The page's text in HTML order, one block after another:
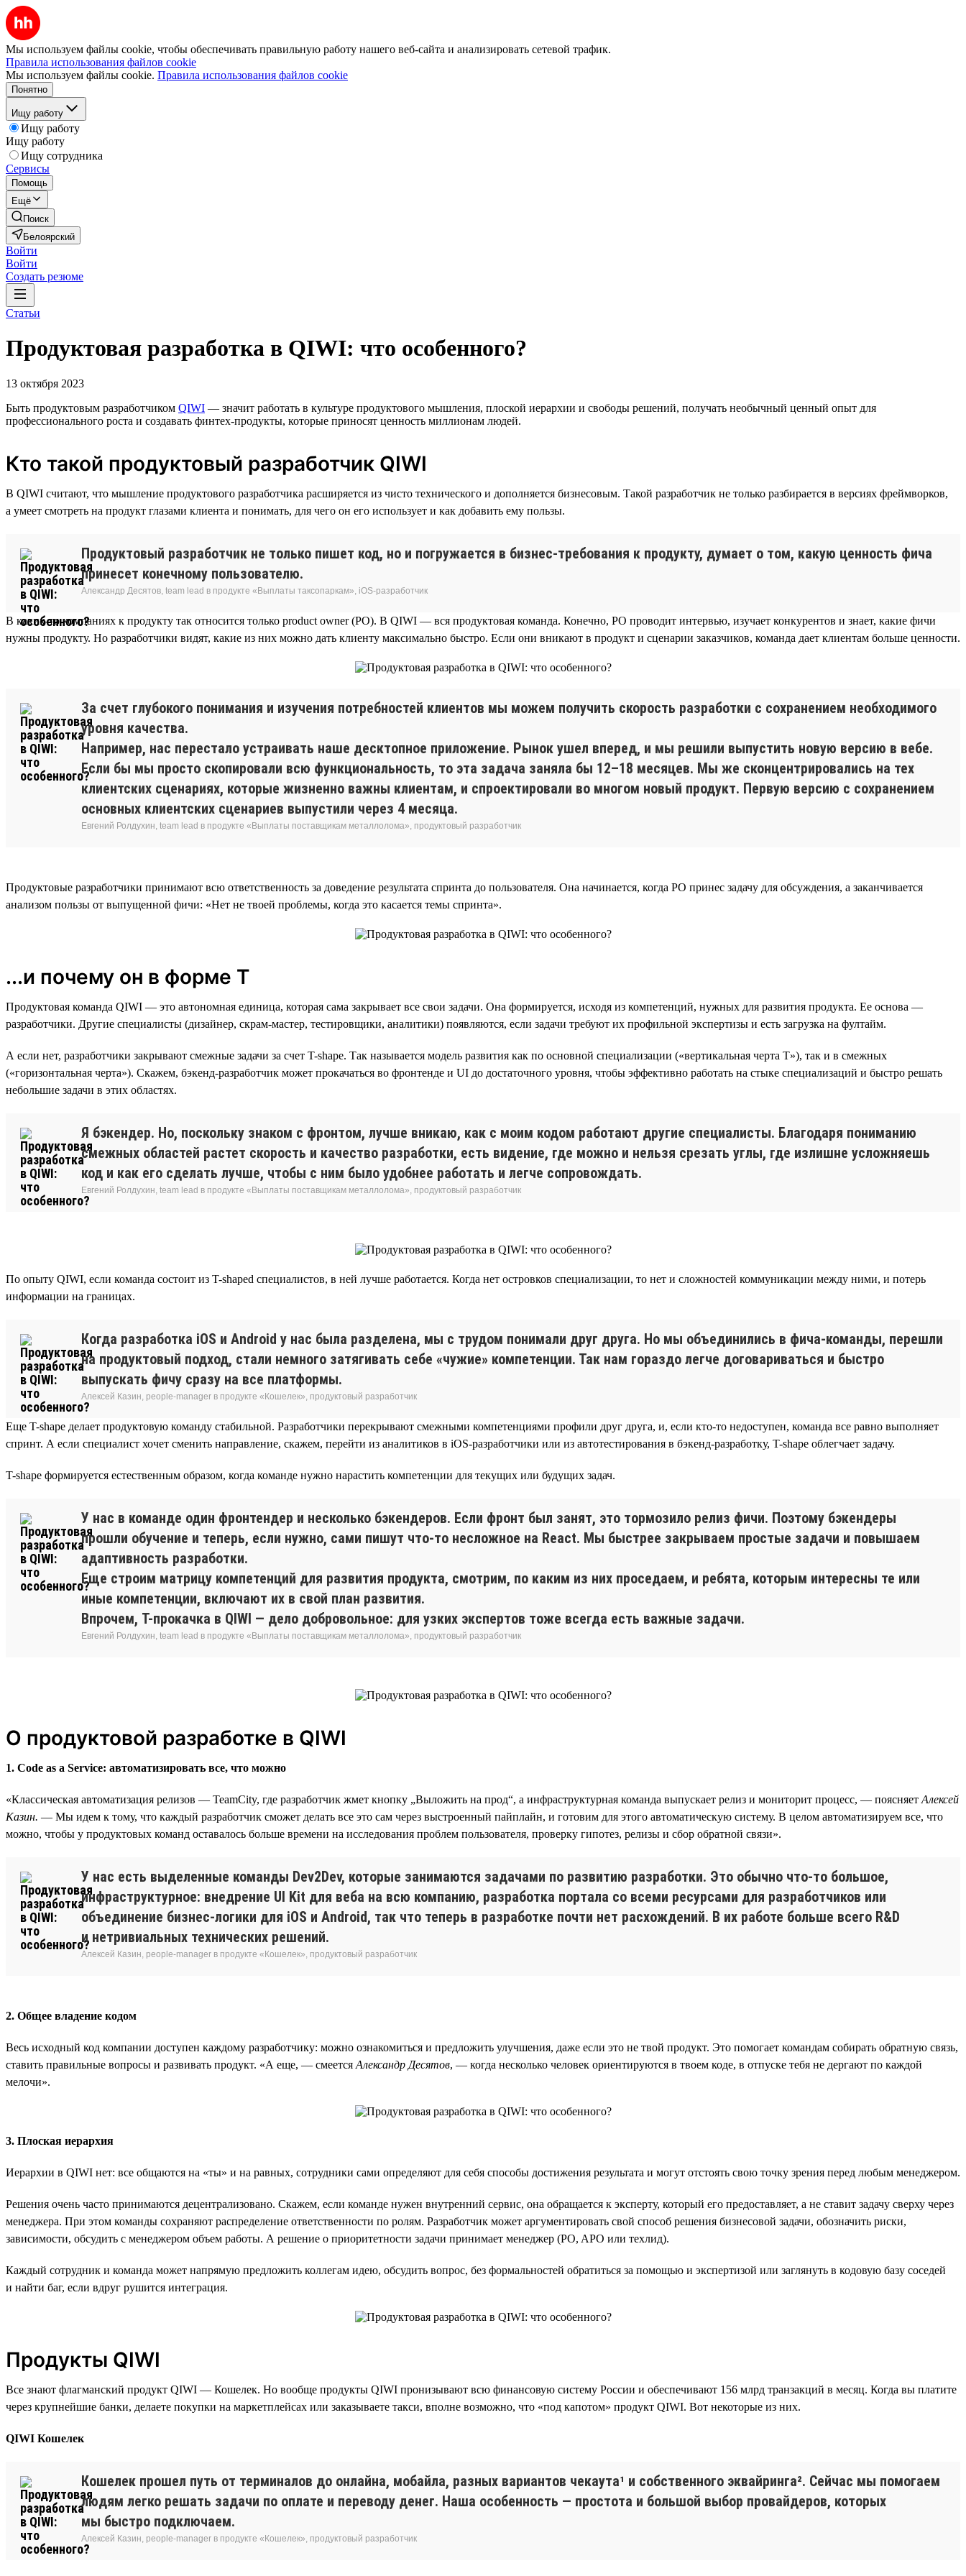
Мы используем файлы cookie, чтобы обеспечивать правильную работу нашего веб-сайта и анализировать сетевой трафик.
Правила использования файлов cookie
Мы используем файлы cookie. Правила использования файлов cookie
Понятно
Ищу работу
Ищу работу
Ищу работу
Ищу сотрудника
Сервисы
Помощь
Ещё
Поиск
Белоярский
Войти
Войти
Создать резюме
Статьи
Продуктовая разработка в QIWI: что особенного?
13 октября 2023
Быть продуктовым разработчиком QIWI — значит работать в культуре продуктового мышления, плоской иерархии и свободы решений, получать необычный ценный опыт для
профессионального роста и создавать финтех-продукты, которые приносят ценность миллионам людей.
Кто такой продуктовый разработчик QIWI
В QIWI считают, что мышление продуктового разработчика расширяется из чисто технического и дополняется бизнесовым. Такой разработчик не только разбирается в версиях фреймворков,
а умеет смотреть на продукт глазами клиента и понимать, для чего он его использует и как добавить ему пользы.
Продуктовый разработчик не только пишет код, но и погружается в бизнес-требования к продукту, думает о том, какую ценность фича
принесет конечному пользователю.
Александр Десятов, team lead в продукте «Выплаты таксопаркам», iOS-разработчик
В каких-то компаниях к продукту так относится только product owner (PO). В QIWI — вся продуктовая команда. Конечно, PO проводит интервью, изучает конкурентов и знает, какие фичи
нужны продукту. Но разработчики видят, какие из них можно дать клиенту максимально быстро. Если они вникают в продукт и сценарии заказчиков, команда дает клиентам больше ценности.
За счет глубокого понимания и изучения потребностей клиентов мы можем получить скорость разработки с сохранением необходимого
уровня качества.
Например, нас перестало устраивать наше десктопное приложение. Рынок ушел вперед, и мы решили выпустить новую версию в вебе.
Если бы мы просто скопировали всю функциональность, то эта задача заняла бы 12–18 месяцев. Мы же сконцентрировались на тех
клиентских сценариях, которые жизненно важны клиентам, и спроектировали во многом новый продукт. Первую версию с сохранением
основных клиентских сценариев выпустили через 4 месяца.
Евгений Ролдухин, team lead в продукте «Выплаты поставщикам металлолома», продуктовый разработчик
Продуктовые разработчики принимают всю ответственность за доведение результата спринта до пользователя. Она начинается, когда PO принес задачу для обсуждения, а заканчивается
анализом пользы от выпущенной фичи: «Нет не твоей проблемы, когда это касается темы спринта».
...и почему он в форме Т
Продуктовая команда QIWI — это автономная единица, которая сама закрывает все свои задачи. Она формируется, исходя из компетенций, нужных для развития продукта. Ее основа —
разработчики. Другие специалисты (дизайнер, скрам-мастер, тестировщики, аналитики) появляются, если задачи требуют их профильной экспертизы и есть загрузка на фултайм.
А если нет, разработчики закрывают смежные задачи за счет T-shape. Так называется модель развития как по основной специализации («вертикальная черта Т»), так и в смежных
(«горизонтальная черта»). Скажем, бэкенд-разработчик может прокачаться во фронтенде и UI до достаточного уровня, чтобы эффективно работать на стыке специализаций и быстро решать
небольшие задачи в этих областях.
Я бэкендер. Но, поскольку знаком с фронтом, лучше вникаю, как с моим кодом работают другие специалисты. Благодаря пониманию
смежных областей растет скорость и качество разработки, есть видение, где можно и нельзя срезать углы, где излишне усложняешь
код и как его сделать лучше, чтобы с ним было удобнее работать и легче сопровождать.
Евгений Ролдухин, team lead в продукте «Выплаты поставщикам металлолома», продуктовый разработчик
По опыту QIWI, если команда состоит из T-shaped специалистов, в ней лучше работается. Когда нет островков специализации, то нет и сложностей коммуникации между ними, и потерь
информации на границах.
Когда разработка iOS и Android у нас была разделена, мы с трудом понимали друг друга. Но мы объединились в фича-команды, перешли
на продуктовый подход, стали немного затягивать себе «чужие» компетенции. Так нам гораздо легче договариваться и быстро
выпускать фичу сразу на все платформы.
Алексей Казин, people-manager в продукте «Кошелек», продуктовый разработчик
Еще T-shape делает продуктовую команду стабильной. Разработчики перекрывают смежными компетенциями профили друг друга, и, если кто-то недоступен, команда все равно выполняет
спринт. А если специалист хочет сменить направление, скажем, перейти из аналитиков в iOS-разработчики или из автотестирования в бэкенд-разработку, T-shape облегчает задачу.
T-shape формируется естественным образом, когда команде нужно нарастить компетенции для текущих или будущих задач.
У нас в команде один фронтендер и несколько бэкендеров. Если фронт был занят, это тормозило релиз фичи. Поэтому бэкендеры
прошли обучение и теперь, если нужно, сами пишут что-то несложное на React. Мы быстрее закрываем простые задачи и повышаем
адаптивность разработки.
Еще строим матрицу компетенций для развития продукта, смотрим, по каким из них проседаем, и ребята, которым интересны те или
иные компетенции, включают их в свой план развития.
Впрочем, T-прокачка в QIWI — дело добровольное: для узких экспертов тоже всегда есть важные задачи.
Евгений Ролдухин, team lead в продукте «Выплаты поставщикам металлолома», продуктовый разработчик
О продуктовой разработке в QIWI
1. Code as a Service: автоматизировать все, что можно
«Классическая автоматизация релизов — TeamCity, где разработчик жмет кнопку „Выложить на прод“, а инфраструктурная команда выпускает релиз и мониторит процесс, — поясняет Алексей
Казин. — Мы идем к тому, что каждый разработчик сможет делать все это сам через выстроенный пайплайн, и готовим для этого автоматическую систему. В целом автоматизируем все, что
можно, чтобы у продуктовых команд оставалось больше времени на исследования проблем пользователя, проверку гипотез, релизы и сбор обратной связи».
У нас есть выделенные команды Dev2Dev, которые занимаются задачами по развитию разработки. Это обычно что-то большое,
инфраструктурное: внедрение UI Kit для веба на всю компанию, разработка портала со всеми ресурсами для разработчиков или
объединение бизнес-логики для iOS и Android, так что теперь в разработке почти нет расхождений. В их работе больше всего R&D
и нетривиальных технических решений.
Алексей Казин, people-manager в продукте «Кошелек», продуктовый разработчик
2. Общее владение кодом
Весь исходный код компании доступен каждому разработчику: можно ознакомиться и предложить улучшения, даже если это не твой продукт. Это помогает командам собирать обратную связь,
ставить правильные вопросы и развивать продукт. «А еще, — смеется Александр Десятов, — когда несколько человек ориентируются в твоем коде, в отпуске тебя не дергают по каждой
мелочи».
3. Плоская иерархия
Иерархии в QIWI нет: все общаются на «ты» и на равных, сотрудники сами определяют для себя способы достижения результата и могут отстоять свою точку зрения перед любым менеджером.
Решения очень часто принимаются децентрализовано. Скажем, если команде нужен внутренний сервис, она обращается к эксперту, который его предоставляет, а не ставит задачу сверху через
менеджера. При этом команды сохраняют распределение ответственности по ролям. Разработчик может аргументировать свой способ решения бизнесовой задачи, обозначить риски,
зависимости, обсудить с менеджером объем работы. А решение о приоритетности задачи принимает менеджер (PO, APO или техлид).
Каждый сотрудник и команда может напрямую предложить коллегам идею, обсудить вопрос, без формальностей обратиться за помощью и экспертизой или заглянуть в кодовую базу соседей
и найти баг, если вдруг рушится интеграция.
Продукты QIWI
Все знают флагманский продукт QIWI — Кошелек. Но вообще продукты QIWI пронизывают всю финансовую систему России и обеспечивают 156 млрд транзакций в месяц. Когда вы платите
через крупнейшие банки, делаете покупки на маркетплейсах или заказываете такси, вполне возможно, что «под капотом» продукт QIWI. Вот некоторые из них.
QIWI Кошелек
Кошелек прошел путь от терминалов до онлайна, мобайла, разных вариантов чекаута¹ и собственного эквайринга². Сейчас мы помогаем
людям легко решать задачи по оплате и переводу денег. Наша особенность — простота и большой выбор провайдеров, которых
мы быстро подключаем.
Алексей Казин, people-manager в продукте «Кошелек», продуктовый разработчик